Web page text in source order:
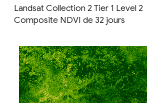
Landsat Collection 2 Tier 1 Level 2
Composite NDVI de 32 jours